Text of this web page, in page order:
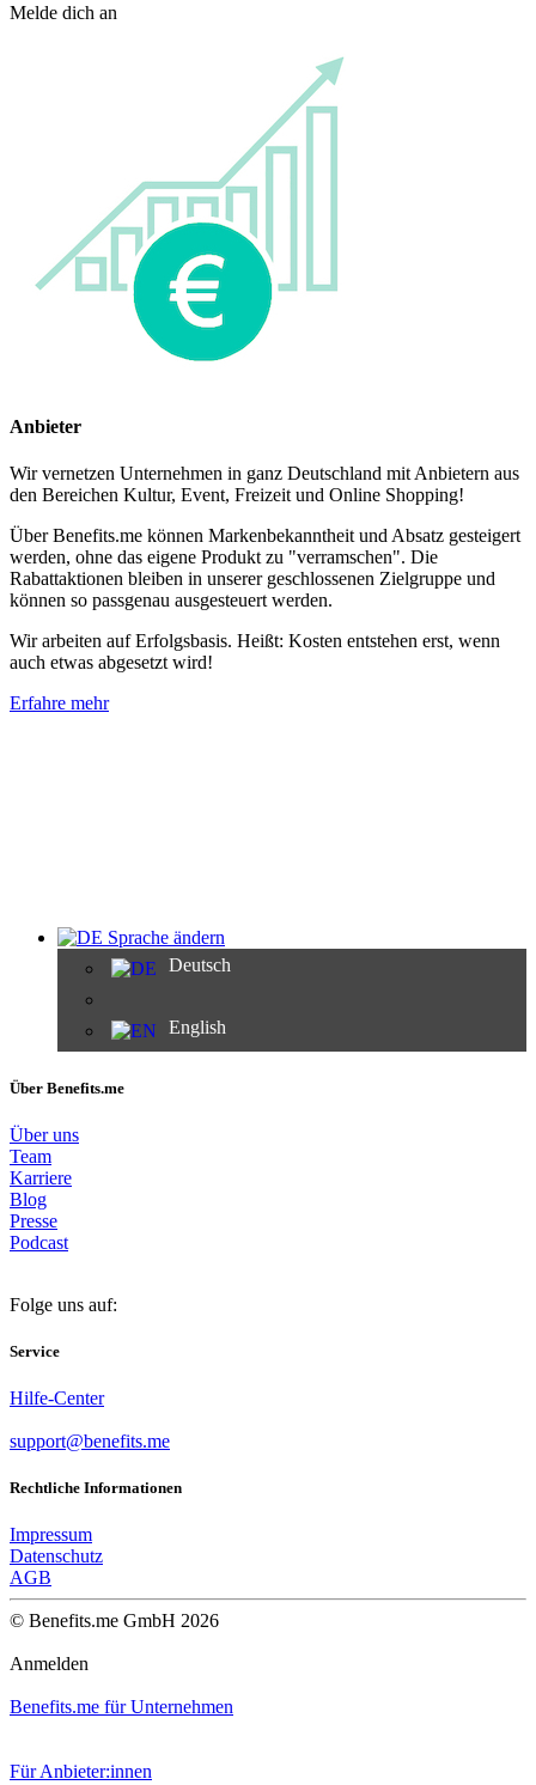
Melde dich an
Anbieter
Wir vernetzen Unternehmen in ganz Deutschland mit Anbietern aus
den Bereichen Kultur, Event, Freizeit und Online Shopping!
Über Benefits.me können Markenbekanntheit und Absatz gesteigert
werden, ohne das eigene Produkt zu "verramschen". Die
Rabattaktionen bleiben in unserer geschlossenen Zielgruppe und
können so passgenau ausgesteuert werden.
Wir arbeiten auf Erfolgsbasis. Heißt: Kosten entstehen erst, wenn
auch etwas abgesetzt wird!
Erfahre mehr
Sprache ändern
Deutsch
English
Über Benefits.me
Über uns
Team
Karriere
Blog
Presse
Podcast
Folge uns auf:
Service
Hilfe-Center
support@benefits.me
Rechtliche Informationen
Impressum
Datenschutz
AGB
© Benefits.me GmbH 2026
Anmelden
Benefits.me für Unternehmen
Für Anbieter:innen